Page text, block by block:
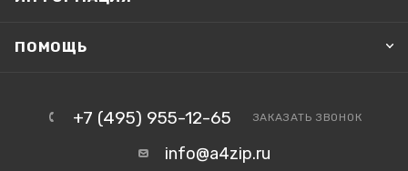
ПОМОЩЬ
+7 (495) 955-12-65 ЗАКАЗАТЬ ЗВОНОК
info@a4zip.ru